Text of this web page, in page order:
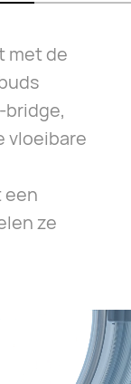
met de
bridge,
vloeibare
een
ze